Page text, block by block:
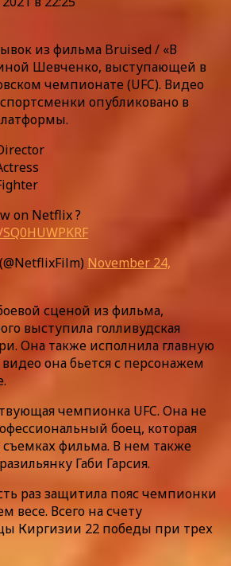
из фильма Bruised / «В
Шевченко, выступающей в
чемпионате (UFC). Видео
опубликовано в
on Netflix ?
November 24,
сценой из фильма,
выступила голливудская
Она также исполнила главную
она бьется с персонажем
чемпионка UFC. Она не
боец, которая
съемках фильма. В нем также
Габи Гарсия.
раз защитила пояс чемпионки
весе. Всего на счету
Киргизии 22 победы при трех